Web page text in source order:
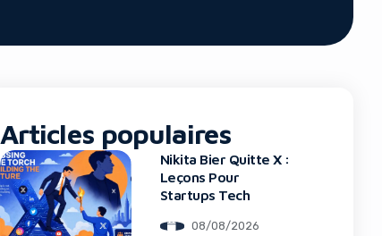
Articles populaires
Nikita Bier Quitte X :
Leçons Pour
Startups Tech
08/08/2026